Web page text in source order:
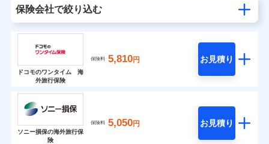
保険会社で絞り込む
ドコモのワンタイム 海
外旅行保険
保険料 5,810円 お見積り
ソニー損保の海外旅行保
険
保険料 5,050円 お見積り